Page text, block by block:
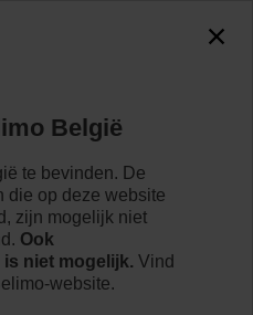
België
te bevinden. De
die op deze website
zijn mogelijk niet
Ook
niet mogelijk. Vind
website.